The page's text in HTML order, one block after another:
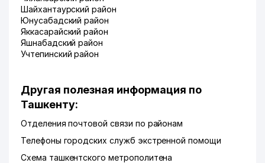
Шайхантаурский район
Юнусабадский район
Яккасарайский район
Яшнабадский район
Учтепинский район
Другая полезная информация по
Ташкенту:
Отделения почтовой связи по районам
Телефоны городских служб экстренной помощи
Схема ташкентского метрополитена